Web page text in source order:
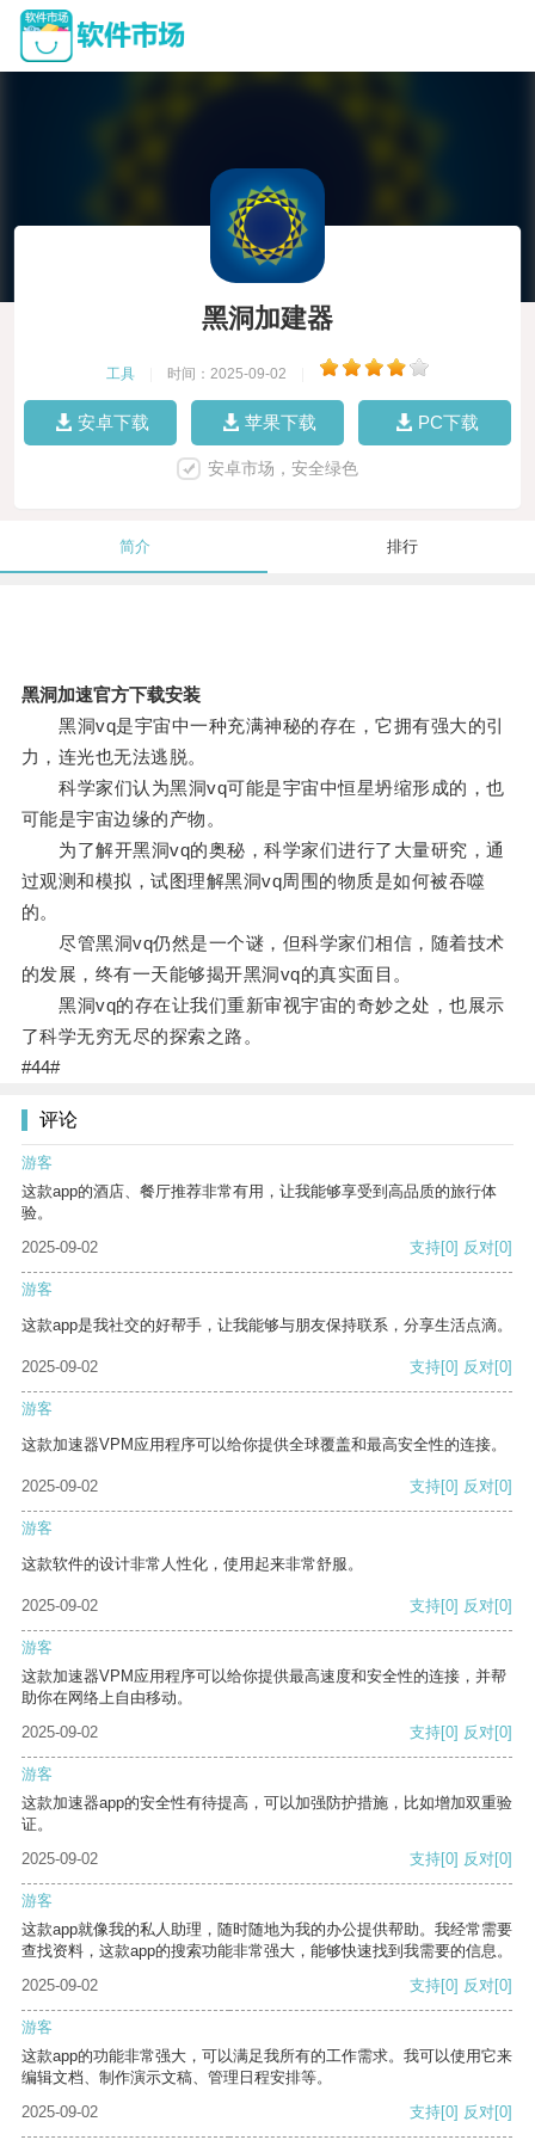
黑洞加建器
工具 时间：2025-09-02
安卓下载 苹果下载 PC下载
安卓市场，安全绿色
简介 排行
黑洞加速官方下载安装
黑洞vq是宇宙中一种充满神秘的存在，它拥有强大的引
力，连光也无法逃脱。
科学家们认为黑洞vq可能是宇宙中恒星坍缩形成的，也
可能是宇宙边缘的产物。
为了解开黑洞vq的奥秘，科学家们进行了大量研究，通
过观测和模拟，试图理解黑洞vq周围的物质是如何被吞噬
的。
尽管黑洞vq仍然是一个谜，但科学家们相信，随着技术
的发展，终有一天能够揭开黑洞vq的真实面目。
黑洞vq的存在让我们重新审视宇宙的奇妙之处，也展示
了科学无穷无尽的探索之路。
#44#
评论
游客
这款app的酒店、餐厅推荐非常有用，让我能够享受到高品质的旅行体
验。
2025-09-02
支持[0] 反对[0]
游客
这款app是我社交的好帮手，让我能够与朋友保持联系，分享生活点滴。
2025-09-02 支持[0] 反对[0]
游客
这款加速器VPM应用程序可以给你提供全球覆盖和最高安全性的连接。
2025-09-02 支持[0] 反对[0]
游客
这款软件的设计非常人性化，使用起来非常舒服。
2025-09-02 支持[0] 反对[0]
游客
这款加速器VPM应用程序可以给你提供最高速度和安全性的连接，并帮
助你在网络上自由移动。
2025-09-02
支持[0] 反对[0]
游客
这款加速器app的安全性有待提高，可以加强防护措施，比如增加双重验
证。
2025-09-02
支持[0] 反对[0]
游客
这款app就像我的私人助理，随时随地为我的办公提供帮助。我经常需要
查找资料，这款app的搜索功能非常强大，能够快速找到我需要的信息。
2025-09-02
支持[0] 反对[0]
游客
这款app的功能非常强大，可以满足我所有的工作需求。我可以使用它来
编辑文档、制作演示文稿、管理日程安排等。
2025-09-02
支持[0] 反对[0]